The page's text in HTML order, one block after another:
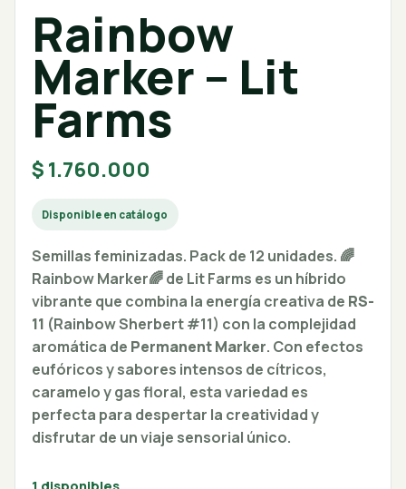
Rainbow
Marker – Lit
Farms
$ 1.760.000
Disponible en catálogo
Semillas feminizadas. Pack de 12 unidades. 🌈
Rainbow Marker🌈 de Lit Farms es un híbrido
vibrante que combina la energía creativa de RS-
11 (Rainbow Sherbert #11) con la complejidad
aromática de Permanent Marker. Con efectos
eufóricos y sabores intensos de cítricos,
caramelo y gas floral, esta variedad es
perfecta para despertar la creatividad y
disfrutar de un viaje sensorial único.